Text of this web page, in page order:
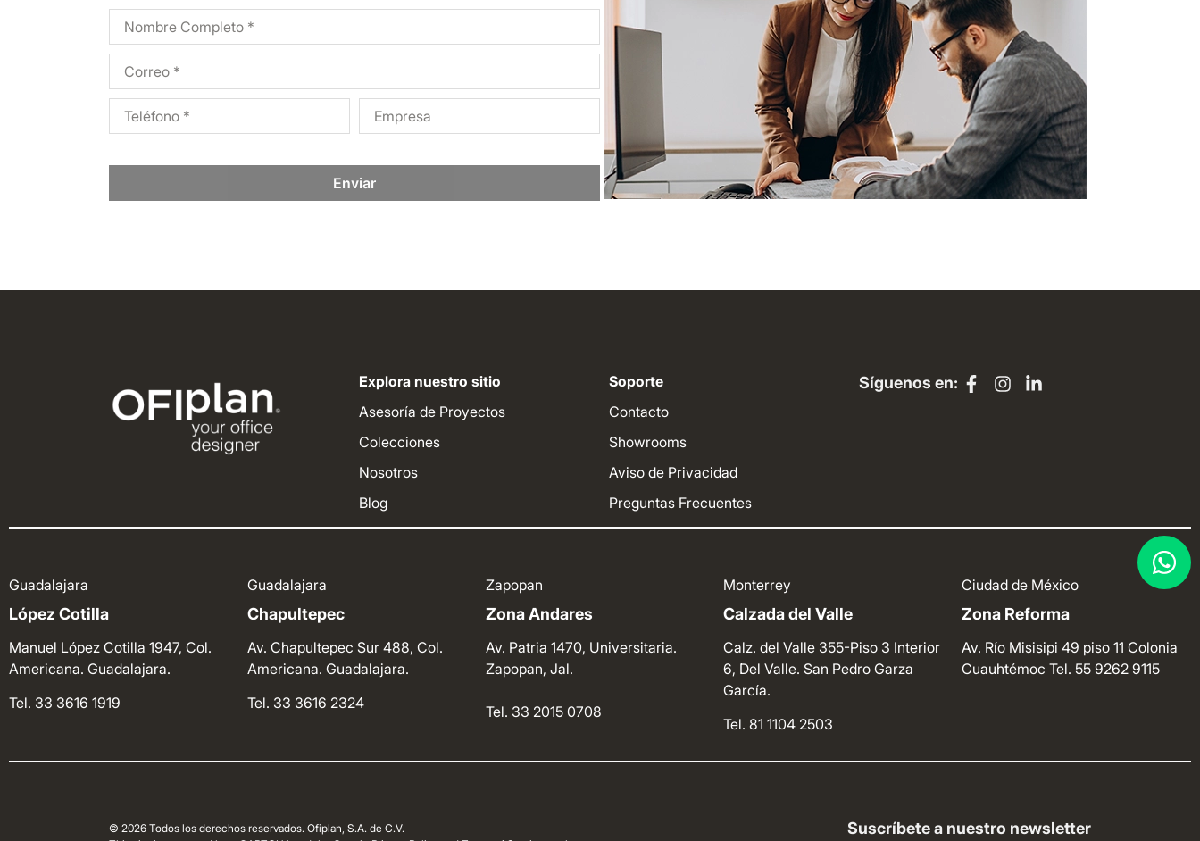
Enviar
Explora nuestro sitio
Asesoría de Proyectos
Colecciones
Nosotros
Blog
Soporte
Contacto
Showrooms
Aviso de Privacidad
Preguntas Frecuentes
Síguenos en:
Guadalajara
López Cotilla
Manuel López Cotilla 1947, Col.
Americana. Guadalajara.
Tel. 33 3616 1919
Guadalajara
Chapultepec
Av. Chapultepec Sur 488, Col.
Americana. Guadalajara.
Tel. 33 3616 2324
Zapopan
Zona Andares
Av. Patria 1470, Universitaria.
Zapopan, Jal.
Tel. 33 2015 0708
Monterrey
Calzada del Valle
Calz. del Valle 355-Piso 3 Interior
6, Del Valle. San Pedro Garza
García.
Tel. 81 1104 2503
Ciudad de México
Zona Reforma
Av. Río Misisipi 49 piso 11 Colonia
CuauhtémocTel. 55 9262 9115
© 2026 Todos los derechos reservados. Ofiplan, S.A. de C.V.
Suscríbete a nuestro newsletter